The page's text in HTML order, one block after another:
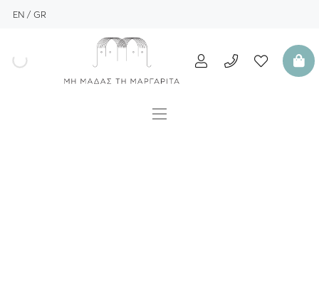
EN GR